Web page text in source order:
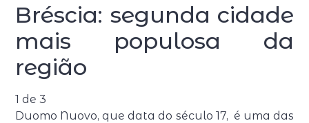
Bréscia: segunda cidade
mais populosa da
região
1 de3
Duomo Nuovo, que data do século 17, é uma das